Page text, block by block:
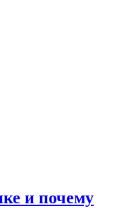
и почему